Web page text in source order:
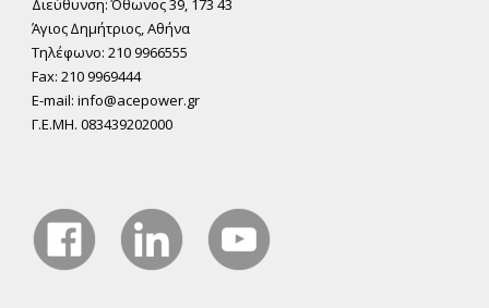
Διεύθυνση: Όθωνος 39, 173 43
Άγιος ∆ηµήτριος, Αθήνα
Τηλέφωνο: 210 9966555
Fax: 210 9969444
E-mail: info@acepower.gr
Γ.Ε.ΜΗ. 083439202000